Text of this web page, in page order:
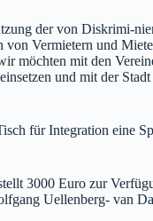
der von Diskrimi-
Vermietern und
möchten mit den
und mit der
für Integration eine
3000 Euro zur
Uellenberg- van